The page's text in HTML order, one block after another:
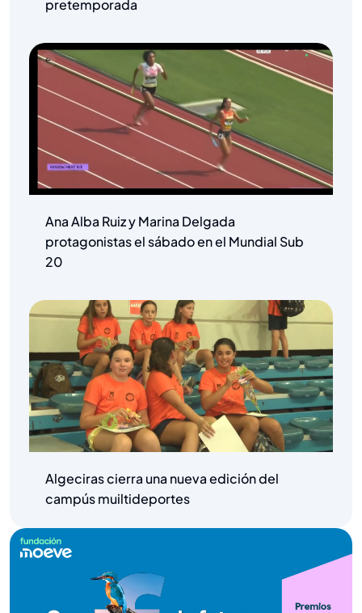
pretemporada
Ana Alba Ruiz y Marina Delgada
protagonistas el sábado en el Mundial Sub
20
Algeciras cierra una nueva edición del
campús muiltideportes